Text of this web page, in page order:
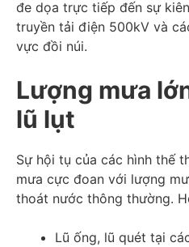
đe dọa trực tiếp đến sự
truyền tải điện 500kV và
vực đồi núi.
Lượng mưa
lũ lụt
Sự hội tụ của các hình thế
mưa cực đoan với lượng
thoát nước thông thường.
Lũ ống, lũ quét tại